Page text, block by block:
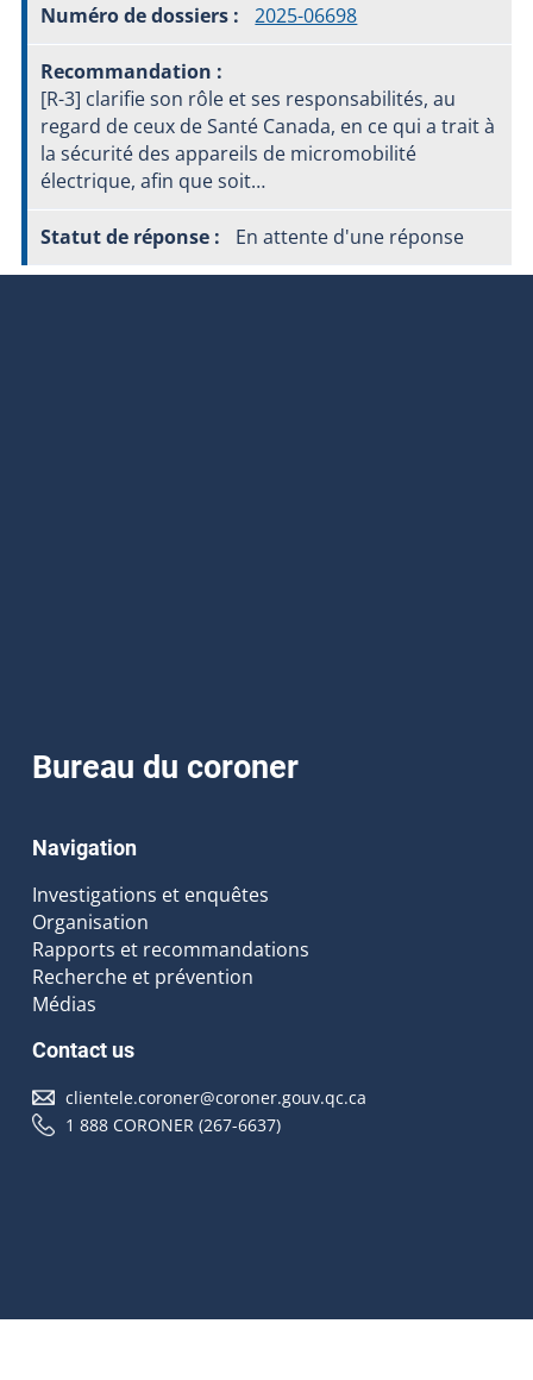
2025-06698
[R-3] clarifie son rôle et ses responsabilités, au
regard de ceux de Santé Canada, en ce qui a trait à
la sécurité des appareils de micromobilité
électrique, afin que soit…
En attente d'une réponse
Bureau du coroner
Navigation
Investigations et enquêtes
Organisation
Rapports et recommandations
Recherche et prévention
Médias
Contact us
clientele.coroner@coroner.gouv.qc.ca
1 888 CORONER (267-6637)